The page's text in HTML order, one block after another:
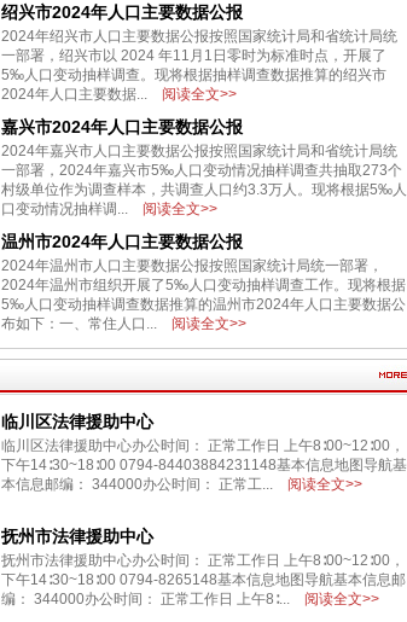
绍兴市2024年人口主要数据公报
2024年绍兴市人口主要数据公报按照国家统计局和省统计局统
一部署，绍兴市以 2024 年11月1日零时为标准时点，开展了
5‰人口变动抽样调查。现将根据抽样调查数据推算的绍兴市
2024年人口主要数据...
阅读全文>>
嘉兴市2024年人口主要数据公报
2024年嘉兴市人口主要数据公报按照国家统计局和省统计局统
一部署，2024年嘉兴市5‰人口变动情况抽样调查共抽取273个
村级单位作为调查样本，共调查人口约3.3万人。现将根据5‰人
口变动情况抽样调...
阅读全文>>
温州市2024年人口主要数据公报
2024年温州市人口主要数据公报按照国家统计局统一部署，
2024年温州市组织开展了5‰人口变动抽样调查工作。现将根据
5‰人口变动抽样调查数据推算的温州市2024年人口主要数据公
布如下：一、常住人口...
阅读全文>>
临川区法律援助中心
临川区法律援助中心办公时间： 正常工作日 上午8∶00~12∶00，
下午14∶30~18∶00 0794-84403884231148基本信息地图导航基
本信息邮编： 344000办公时间： 正常工...
阅读全文>>
抚州市法律援助中心
抚州市法律援助中心办公时间： 正常工作日 上午8∶00~12∶00，
下午14∶30~18∶00 0794-8265148基本信息地图导航基本信息邮
编： 344000办公时间： 正常工作日 上午8∶...
阅读全文>>